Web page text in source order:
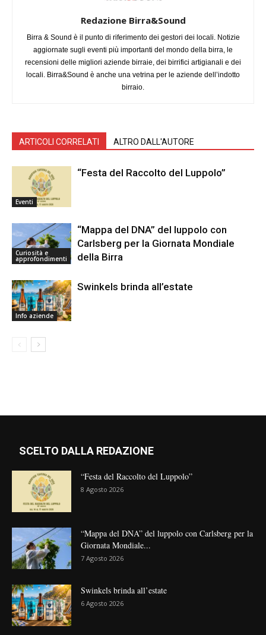
Redazione Birra&Sound
Birra & Sound è il punto di riferimento dei gestori dei locali. Notizie
aggiornate sugli eventi più importanti del mondo della birra, le
recensioni delle migliori aziende birraie, dei birrifici artigianali e dei
locali. Birra&Sound è anche una vetrina per le aziende dell’indotto
birraio.
ARTICOLI CORRELATI ALTRO DALL'AUTORE
Eventi
“Festa del Raccolto del Luppolo”
Curiosità e
approfondimenti
“Mappa del DNA” del luppolo con
Carlsberg per la Giornata Mondiale
della Birra
Info aziende
Swinkels brinda all’estate
SCELTO DALLA REDAZIONE
“Festa del Raccolto del Luppolo”
8 Agosto 2026
“Mappa del DNA” del luppolo con Carlsberg per la
Giornata Mondiale...
7 Agosto 2026
Swinkels brinda all’estate
6 Agosto 2026